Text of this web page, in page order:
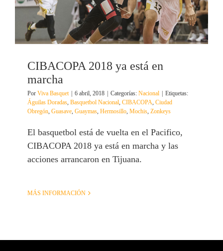
CIBACOPA 2018 ya está en
marcha
Por Viva Basquet 6 abril, 2018 Categorías: Nacional
Etiquetas:
Águilas Doradas, Basquetbol Nacional, CIBACOPA, Ciudad
Obregón, Guasave, Guaymas, Hermosillo, Mochis, Zonkeys
El basquetbol está de vuelta en el Pacifico,
CIBACOPA 2018 ya está en marcha y las
acciones arrancaron en Tijuana.
MÁS INFORMACIÓN